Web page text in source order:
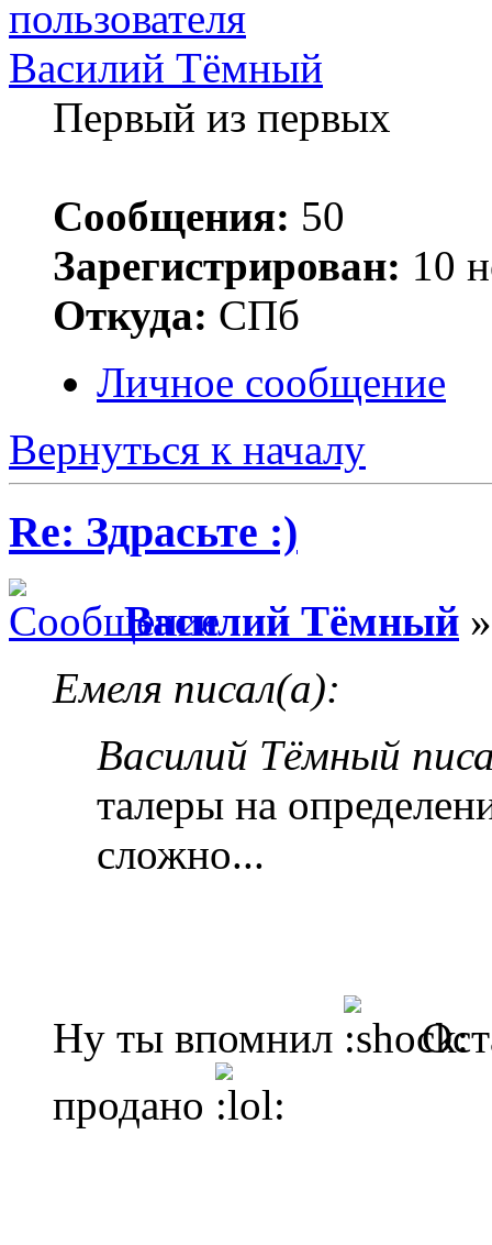
Василий Тёмный
Первый из первых
Сообщения: 50
Зарегистрирован: 10
Откуда: СПб
Личное сообщение
Вернуться к началу
Re: Здрасьте :)
Василий Тёмный
Емеля писал(а):
Василий Тёмный
талеры на
сложно...
Ну ты впомнил
продано